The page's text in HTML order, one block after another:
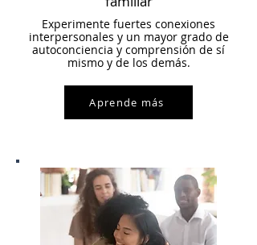
Experimente fuertes conexiones
interpersonales y un mayor grado de
autoconciencia y comprensión de sí
mismo y de los demás.
Aprende más